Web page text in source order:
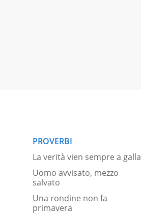
PROVERBI
La verità vien sempre a galla
Uomo avvisato, mezzo
salvato
Una rondine non fa
primavera